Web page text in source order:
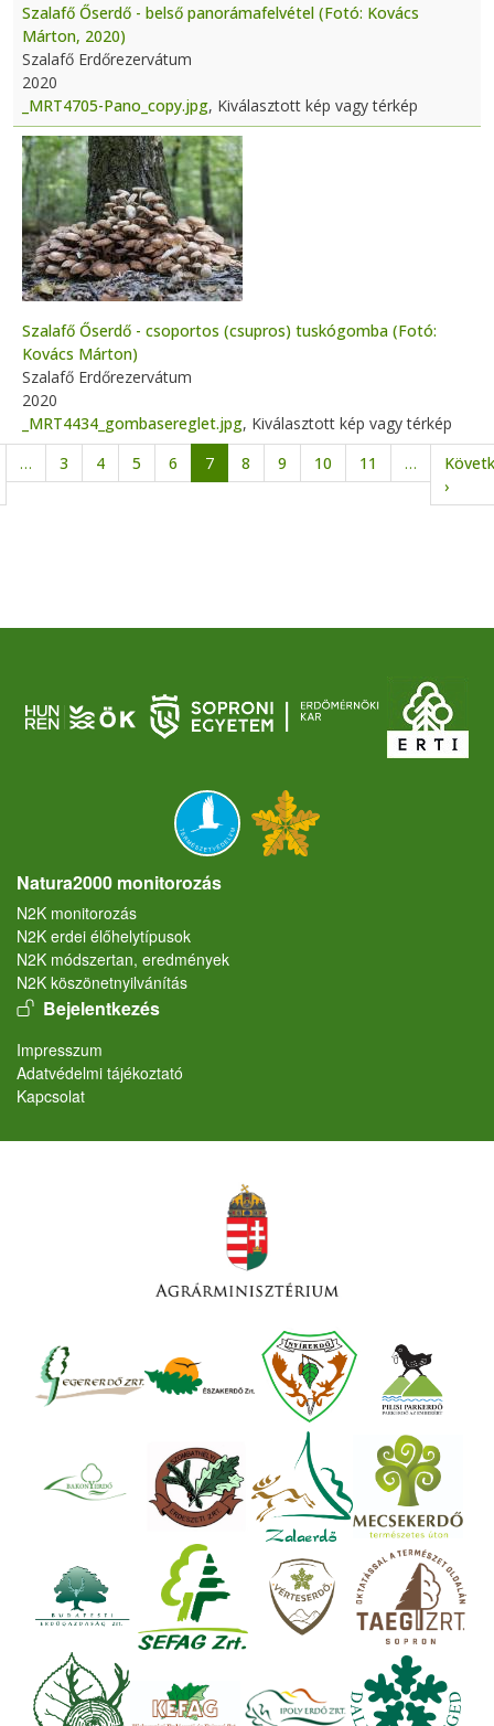
Szalafő Őserdő - belső panorámafelvétel (Fotó: Kovács
Márton, 2020)
Szalafő Erdőrezervátum
2020
_MRT4705-Pano_copy.jpg, Kiválasztott kép vagy térkép
Szalafő Őserdő - csoportos (csupros) tuskógomba (Fotó:
Kovács Márton)
Szalafő Erdőrezervátum
2020
_MRT4434_gombasereglet.jpg, Kiválasztott kép vagy térkép
Oldalszámozás
oldal
… 3 4 5 6 7 8 9 10 11 …
›
Natura2000 monitorozás
N2K monitorozás
N2K erdei élőhelytípusok
N2K módszertan, eredmények
N2K köszönetnyilvánítás
User account menu
Bejelentkezés
Lábléc
Impresszum
Adatvédelmi tájékoztató
Kapcsolat